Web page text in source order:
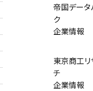
帝国データ
ク
企業情報
東京商工リ
チ
企業情報